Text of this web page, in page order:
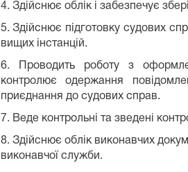
4. Здійснює облік і забезпечує
5. Здійснює підготовку судових
вищих інстанцій.
6. Проводить роботу з
контролює одержання
приєднання до судових справ.
7. Веде контрольні та зведені
8. Здійснює облік виконавчих
виконавчої служби.